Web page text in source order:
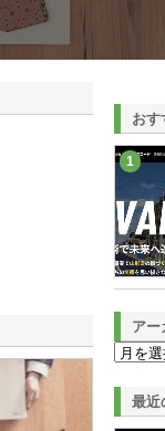
おす
1
アー
最近